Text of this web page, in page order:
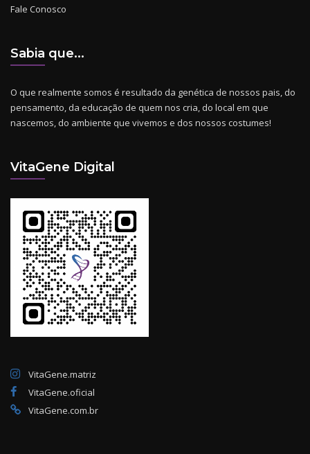
Fale Conosco
Sabia que...
O que realmente somos é resultado da genética de nossos pais, do
pensamento, da educação de quem nos cria, do local em que
nascemos, do ambiente que vivemos e dos nossos costumes!
VitaGene Digital
VitaGene.matriz
VitaGene.oficial
VitaGene.com.br